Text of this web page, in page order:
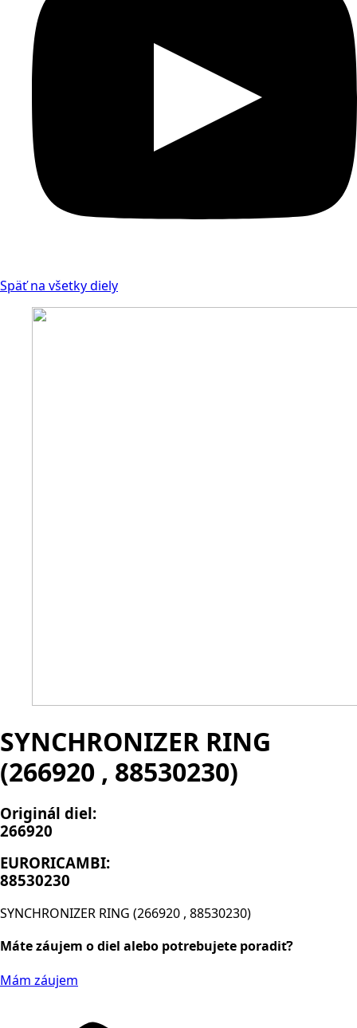
Späť na všetky diely
SYNCHRONIZER RING
(266920 , 88530230)
Originál diel:
266920
EURORICAMBI:
88530230
SYNCHRONIZER RING (266920 , 88530230)
Máte záujem o diel alebo potrebujete poradiť?
Mám záujem